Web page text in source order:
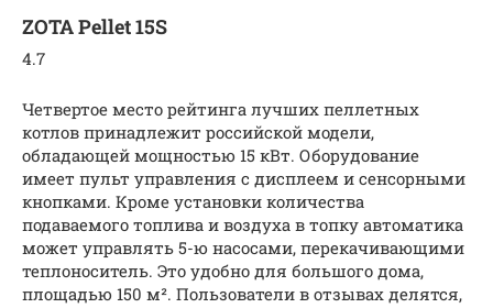
ZOTA Pellet 15S
4.7
Четвертое место рейтинга лучших пеллетных
котлов принадлежит российской модели,
обладающей мощностью 15 кВт. Оборудование
имеет пульт управления с дисплеем и сенсорными
кнопками. Кроме установки количества
подаваемого топлива и воздуха в топку автоматика
может управлять 5-ю насосами, перекачивающими
теплоноситель. Это удобно для большого дома,
площадью 150 м². Пользователи в отзывах делятся,